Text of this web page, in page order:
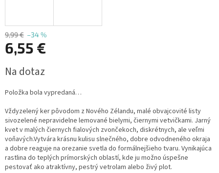
9,99 € –34 %
6,55 €
cena:
Na dotaz
Položka bola vypredaná…
Vždyzelený ker pôvodom z Nového Zélandu, malé obvajcovité listy
sivozelené nepravidelne lemované bielymi, čiernymi vetvičkami. Jarný
kvet v malých čiernych fialových zvončekoch, diskrétnych, ale veľmi
voňavých.Vytvára krásnu kulisu slnečného, ​​dobre odvodneného okraja
a dobre reaguje na orezanie svetla do formálnejšieho tvaru. Vynikajúca
rastlina do teplých prímorských oblastí, kde ju možno úspešne
pestovať ako atraktívny, pestrý vetrolam alebo živý plot.